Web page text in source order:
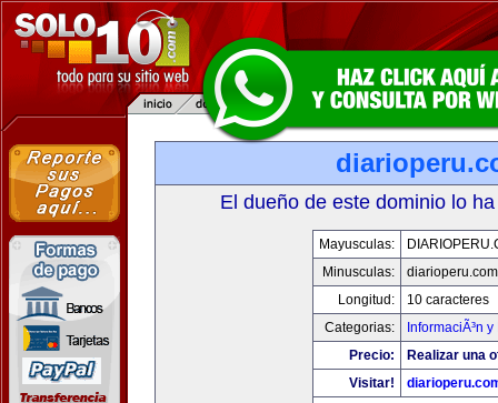
El dueño de este dominio lo
Mayusculas:
Minusculas:
diarioperu.com
Longitud:
10 caracteres
Categorias:
InformaciÃ³n
Precio:
Realizar una
Visitar!